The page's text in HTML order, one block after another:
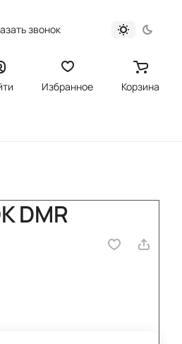
звонок
Избранное Корзина
DMR